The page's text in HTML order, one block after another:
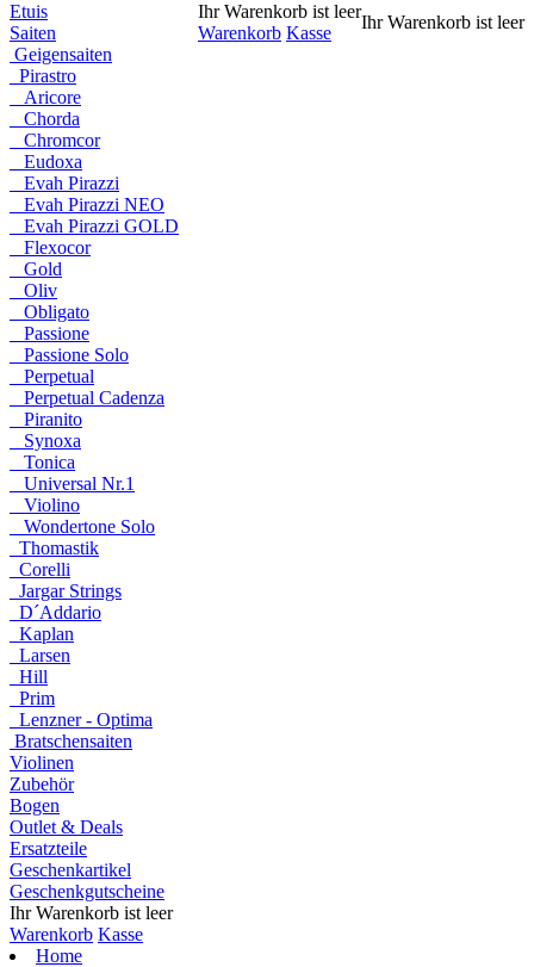
Ihr Warenkorb ist leer
Warenkorb Kasse
Ihr Warenkorb ist leer
Etuis
Saiten
Geigensaiten
Pirastro
Aricore
Chorda
Chromcor
Eudoxa
Evah Pirazzi
Evah Pirazzi NEO
Evah Pirazzi GOLD
Flexocor
Gold
Oliv
Obligato
Passione
Passione Solo
Perpetual
Perpetual Cadenza
Piranito
Synoxa
Tonica
Universal Nr.1
Violino
Wondertone Solo
Thomastik
Corelli
Jargar Strings
D´Addario
Kaplan
Larsen
Hill
Prim
Lenzner - Optima
Bratschensaiten
Violinen
Zubehör
Bogen
Outlet & Deals
Ersatzteile
Geschenkartikel
Geschenkgutscheine
Ihr Warenkorb ist leer
Warenkorb Kasse
Home